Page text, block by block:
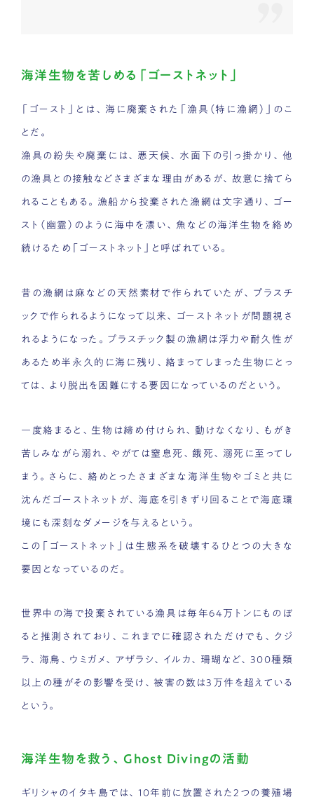
海洋生物を苦しめる「ゴーストネット」
「ゴースト」とは、海に廃棄された「漁具（特に漁網）」のこ
とだ。
漁具の紛失や廃棄には、悪天候、水面下の引っ掛かり、他
の漁具との接触などさまざまな理由があるが、故意に捨てら
れることもある。漁船から投棄された漁網は文字通り、ゴー
スト（幽霊）のように海中を漂い、魚などの海洋生物を絡め
続けるため「ゴーストネット」と呼ばれている。
昔の漁網は麻などの天然素材で作られていたが、プラスチ
ックで作られるようになって以来、ゴーストネットが問題視さ
れるようになった。プラスチック製の漁網は浮力や耐久性が
あるため半永久的に海に残り、絡まってしまった生物にとっ
ては、より脱出を困難にする要因になっているのだという。
一度絡まると、生物は締め付けられ、動けなくなり、もがき
苦しみながら溺れ、やがては窒息死、餓死、溺死に至ってし
まう。さらに、絡めとったさまざまな海洋生物やゴミと共に
沈んだゴーストネットが、海底を引きずり回ることで海底環
境にも深刻なダメージを与えるという。
この「ゴーストネット」は生態系を破壊するひとつの大きな
要因となっているのだ。
世界中の海で投棄されている漁具は毎年64万トンにものぼ
ると推測されており、これまでに確認されただけでも、クジ
ラ、海鳥、ウミガメ、アザラシ、イルカ、珊瑚など、300種類
以上の種がその影響を受け、被害の数は3万件を超えている
という。
海洋生物を救う、Ghost Divingの活動
ギリシャのイタキ島では、10年前に放置された2つの養殖場